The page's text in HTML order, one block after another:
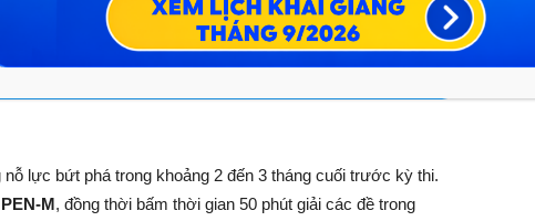
ĐĂNG KÝ NGAY
lực bứt phá trong khoảng 2 đến 3 tháng cuối trước kỳ thi.
PEN-M, đồng thời bấm thời gian 50 phút giải các đề trong